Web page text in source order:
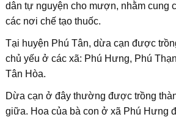
dân tự nguyện cho mượn, nhằm cung
các nơi chế tạo thuốc.
Tại huyện Phú Tân, dừa cạn được
chủ yếu ở các xã: Phú Hưng, Phú
Tân Hòa.
Dừa cạn ở đây thường được trồng
giữa. Hoa của bà con ở xã Phú Hưng